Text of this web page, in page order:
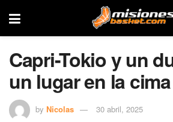
Capri-Tokio y un
un lugar en la cima
by Nicolas 30 abril, 2025